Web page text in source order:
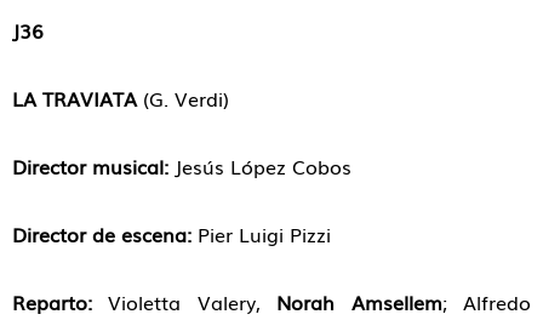
J36
LA TRAVIATA (G. Verdi)
Director musical: Jesús López Cobos
Director de escena: Pier Luigi Pizzi
Reparto: Violetta Valery, Norah Amsellem; Alfredo